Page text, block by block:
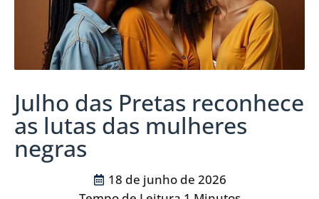
Julho das Pretas reconhece
as lutas das mulheres
negras
18 de junho de 2026